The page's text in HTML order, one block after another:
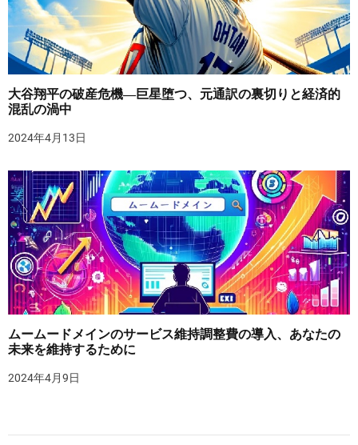
大谷翔平の破産危機―巨星堕つ、元通訳の裏切りと経済的
混乱の渦中
2024年4月13日
ムームードメインのサービス維持調整費の導入、あなたの
未来を維持するために
2024年4月9日